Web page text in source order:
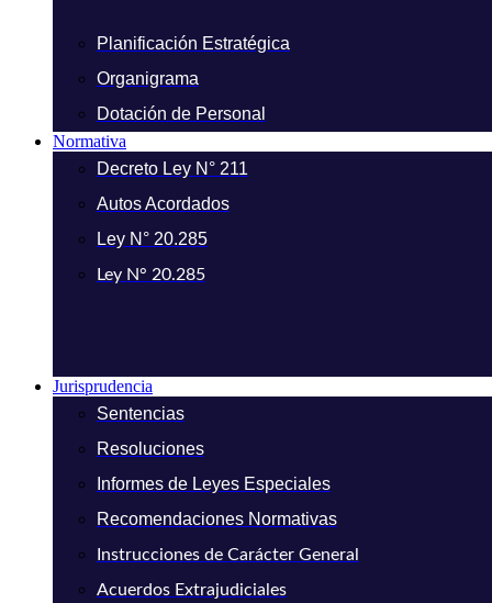
Planificación Estratégica
Organigrama
Dotación de Personal
Normativa
Decreto Ley N° 211
Autos Acordados
Ley N° 20.285
Ley N° 20.285
Jurisprudencia
Sentencias
Resoluciones
Informes de Leyes Especiales
Recomendaciones Normativas
Instrucciones de Carácter General
Acuerdos Extrajudiciales